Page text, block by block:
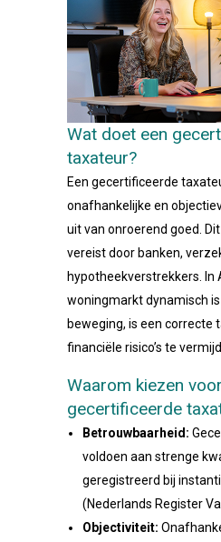
Wat doet een
taxateur?
Een gecertificeerde
onafhankelijke en
uit van onroerend goed.
vereist door banken,
hypotheekverstrekkers. In
woningmarkt dynamisch
beweging, is een correcte
financiële risico’s te
Waarom kiezen
gecertificeerde
Betrouwbaarheid:
voldoen aan strenge
geregistreerd bij
(Nederlands Register
Objectiviteit: